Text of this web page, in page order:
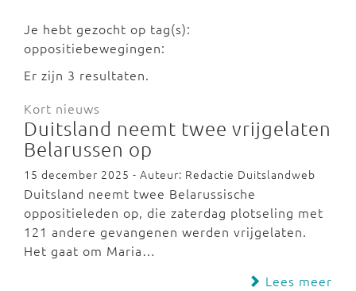
Je hebt gezocht op tag(s):
oppositiebewegingen:
Er zijn 3 resultaten.
Kort nieuws
Duitsland neemt twee vrijgelaten
Belarussen op
15 december 2025 - Auteur: Redactie Duitslandweb
Duitsland neemt twee Belarussische
oppositieleden op, die zaterdag plotseling met
121 andere gevangenen werden vrijgelaten.
Het gaat om Maria…
Lees meer